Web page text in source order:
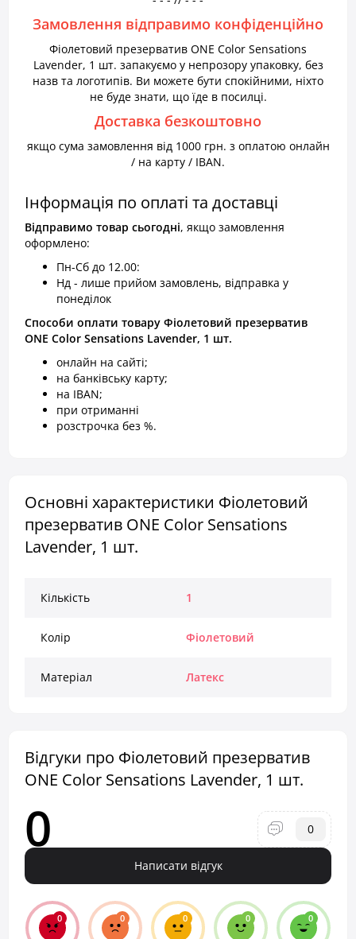
Замовлення відправимо конфіденційно
Фіолетовий презерватив ONE Color Sensations
Lavender, 1 шт. запакуємо у непрозору упаковку, без
назв та логотипів. Ви можете бути спокійними, ніхто
не буде знати, що їде в посилці.
Доставка безкоштовно
якщо сума замовлення від 1000 грн. з оплатою онлайн
/ на карту / IBAN.
Інформація по оплаті та доставці
Відправимо товар сьогодні, якщо замовлення
оформлено:
Пн-Сб до 12.00:
Нд - лише прийом замовлень, відправка у
понеділок
Способи оплати товару Фіолетовий презерватив
ONE Color Sensations Lavender, 1 шт.
онлайн на сайті;
на банківську карту;
на IBAN;
при отриманні
розстрочка без %.
Основні характеристики Фіолетовий
презерватив ONE Color Sensations
Lavender, 1 шт.
Кількість 1
Колір Фіолетовий
Матеріал Латекс
Відгуки про Фіолетовий презерватив
ONE Color Sensations Lavender, 1 шт.
0 0
Написати відгук
0 0 0 0 0